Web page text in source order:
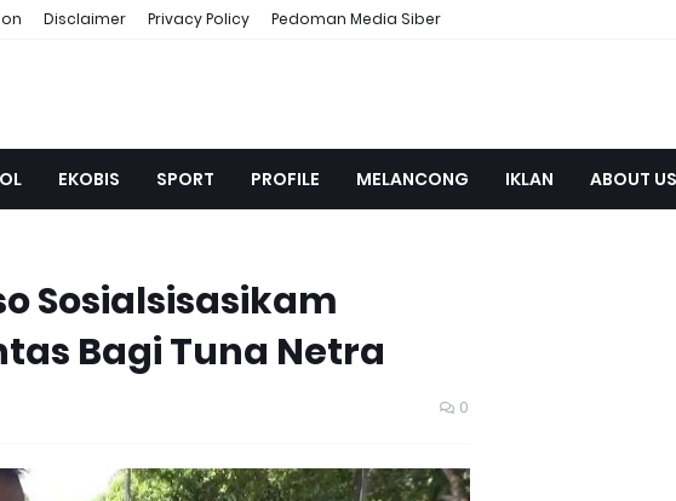
Disclaimer Privacy Policy Pedoman Media Siber
EKOBIS SPORT PROFILE MELANCONG IKLAN ABOUT US
Sosialsisasikam
Bagi Tuna Netra
0